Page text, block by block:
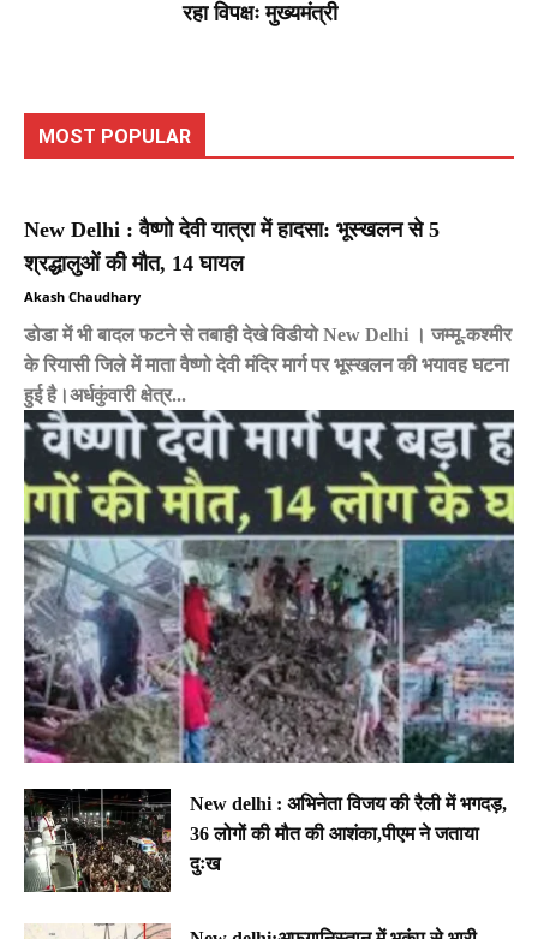
रहा विपक्षः मुख्यमंत्री
MOST POPULAR
New Delhi : वैष्णो देवी यात्रा में हादसा: भूस्खलन से 5
श्रद्धालुओं की मौत, 14 घायल
Akash Chaudhary
डोडा में भी बादल फटने से तबाही देखे विडीयो New Delhi । जम्मू-कश्मीर
के रियासी जिले में माता वैष्णो देवी मंदिर मार्ग पर भूस्खलन की भयावह घटना
हुई है।अर्धकुंवारी क्षेत्र...
New delhi : अभिनेता विजय की रैली में भगदड़,
36 लोगों की मौत की आशंका,पीएम ने जताया
दुःख